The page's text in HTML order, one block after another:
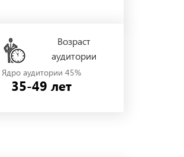
Возраст
аудитории
Ядро аудитории 45%
35-49 лет